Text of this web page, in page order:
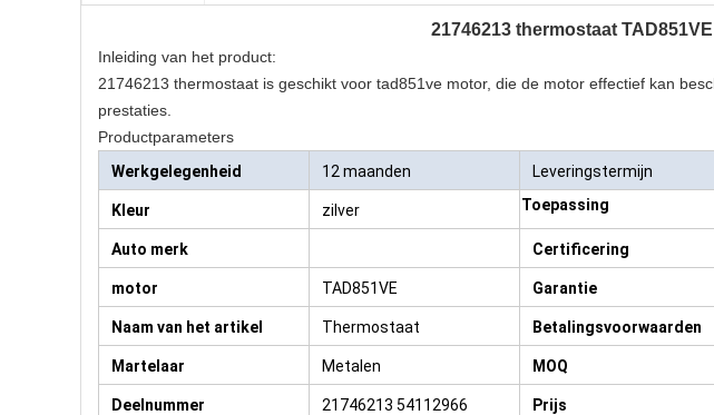
21746213 thermostaat
Inleiding van het product:
21746213 thermostaat is geschikt voor tad851ve motor, die de motor effectief kan
prestaties.
Productparameters
Werkgelegenheid
12 maanden Leveringstermijn
Kleur zilver Toepassing
Auto merk Certificering
motor TAD851VE Garantie
Naam van het artikel Thermostaat Betalingsvoorwaarden
Martelaar Metalen MOQ
Deelnummer
21746213 54112966
Prijs